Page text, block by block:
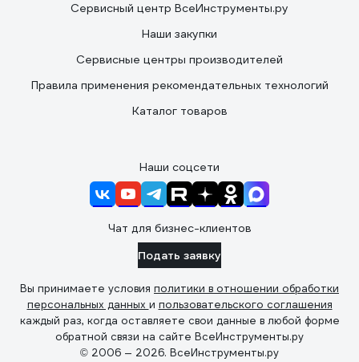
Сервисный центр ВсеИнструменты.ру
Наши закупки
Сервисные центры производителей
Правила применения рекомендательных технологий
Каталог товаров
Наши соцсети
Чат для бизнес-клиентов
Подать заявку
Вы принимаете условия политики в отношении обработки
персональных данных и пользовательского соглашения
каждый раз, когда оставляете свои данные в любой форме
обратной связи на сайте ВсеИнструменты.ру
© 2006 — 2026. ВсеИнструменты.ру